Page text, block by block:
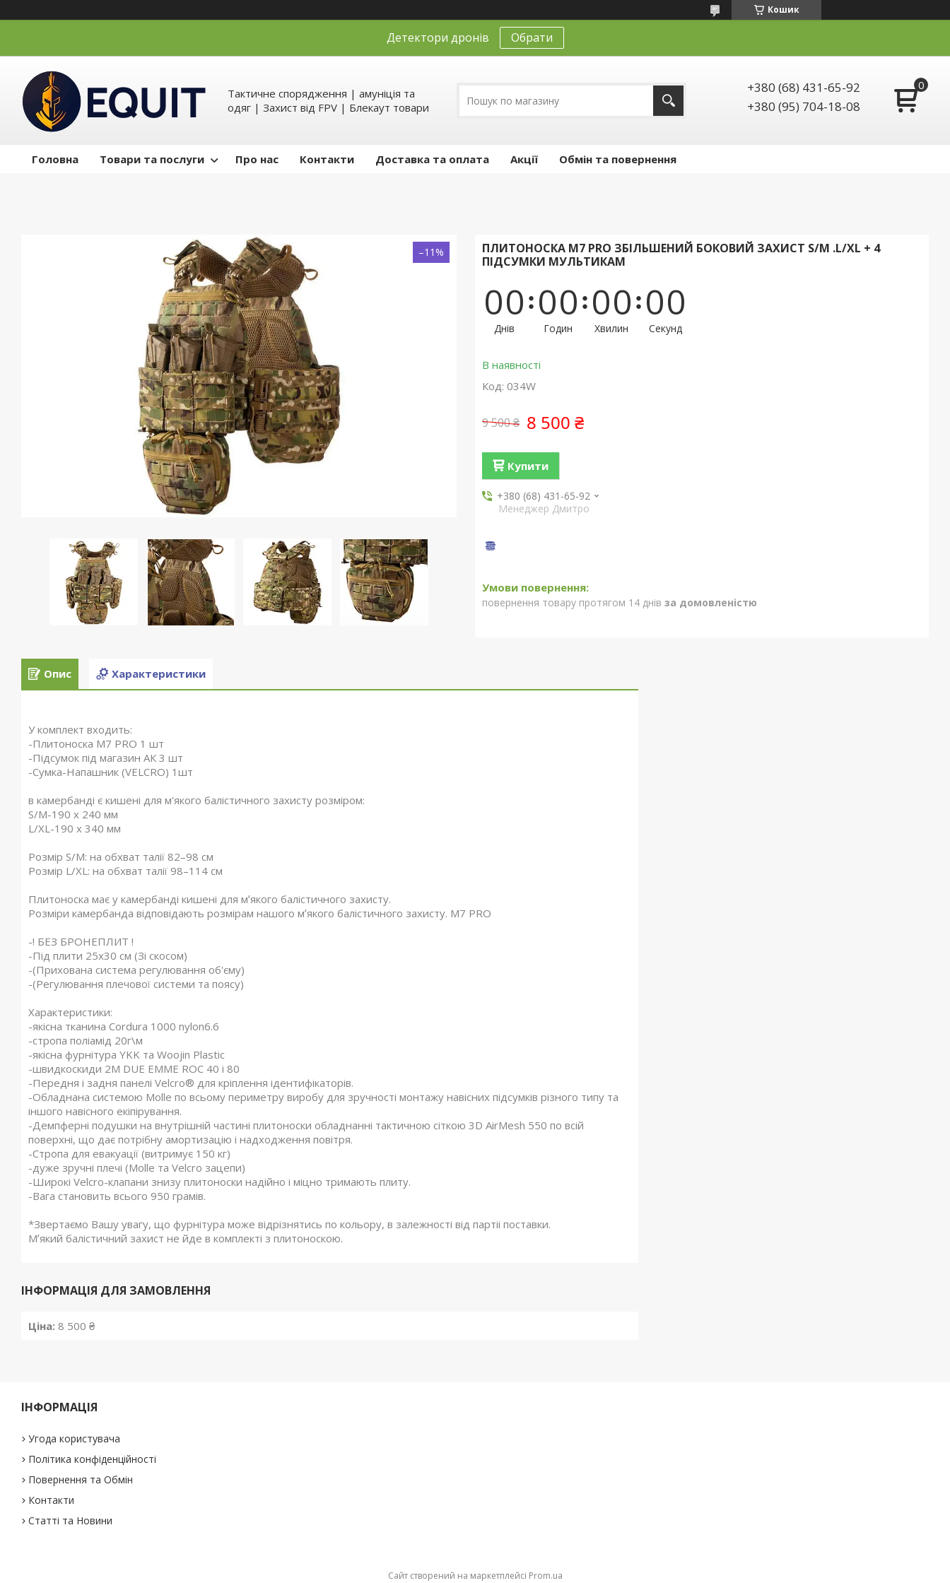
Кошик
Детектори дронів Обрати
Тактичне спорядження | амуніція та
одяг | Захист від FPV | Блекаут товари
+380 (68) 431-65-92
+380 (95) 704-18-08
Головна Товари та послуги Про нас Контакти Доставка та оплата Акції Обмін та повернення
–11%
ПЛИТОНОСКА М7 PRO ЗБІЛЬШЕНИЙ БОКОВИЙ ЗАХИСТ S/M .L/XL + 4
ПІДСУМКИ МУЛЬТИКАМ
00
Днів
00
Годин
00
Хвилин
00
Секунд
В наявності
Код: 034W
9 500 ₴ 8 500 ₴
Купити
+380 (68) 431-65-92
Менеджер Дмитро
повернення товару протягом 14 днів за домовленістю
Опис Характеристики
У комплект входить:
-Плитоноска М7 PRO 1 шт
-Підсумок під магазин АК 3 шт
-Сумка-Напашник (VELCRO) 1шт
в камербанді є кишені для м'якого балістичного захисту розміром:
S/M-190 х 240 мм
L/XL-190 х 340 мм
Розмір S/M: на обхват талії 82–98 см
Розмір L/XL: на обхват талії 98–114 см
Плитоноска має у камербанді кишені для мʼякого балістичного захисту.
Розміри камербанда відповідають розмірам нашого мʼякого балістичного захисту. М7 PRO
-! БЕЗ БРОНЕПЛИТ !
-Під плити 25x30 см (Зі скосом)
-(Прихована система регулювання об'єму)
-(Регулювання плечової системи та поясу)
Характеристики:
-якісна тканина Cordura 1000 nylon6.6
-стропа поліамід 20г\м
-якісна фурнітура YKK та Woojin Plastic
-швидкоскиди 2M DUE EMME ROC 40 і 80
-Передня і задня панелі Velcro® для кріплення ідентифікаторів.
-Обладнана системою Molle по всьому периметру виробу для зручності монтажу навісних підсумків різного типу та
іншого навісного екіпірування.
-Демпферні подушки на внутрішній частині плитоноски обладнанні тактичною сіткою 3D AirMesh 550 по всій
поверхні, що дає потрібну амортизацію і надходження повітря.
-Стропа для евакуації (витримує 150 кг)
-дуже зручні плечі (Molle та Velcro зацепи)
-Широкі Velcro-клапани знизу плитоноски надійно і міцно тримають плиту.
-Вага становить всього 950 грамів.
*Звертаємо Вашу увагу, що фурнітура може відрізнятись по кольору, в залежності від партіі поставки.
Мʼякий балістичний захист не йде в комплекті з плитоноскою.
ІНФОРМАЦІЯ ДЛЯ ЗАМОВЛЕННЯ
Ціна: 8 500 ₴
ІНФОРМАЦІЯ
Угода користувача
Політика конфіденційності
Повернення та Обмін
Контакти
Статті та Новини
Сайт створений на маркетплейсі Prom.ua